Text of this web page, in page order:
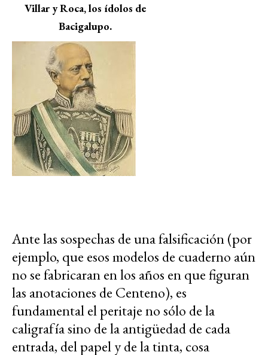
Villar y Roca, los ídolos de
Bacigalupo.
Ante las sospechas de una falsificación (por
ejemplo, que esos modelos de cuaderno aún
no se fabricaran en los años en que figuran
las anotaciones de Centeno), es
fundamental el peritaje no sólo de la
caligrafía sino de la antigüedad de cada
entrada, del papel y de la tinta, cosa